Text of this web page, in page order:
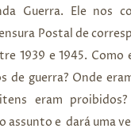
Guerra. Ele nos
Postal de
1939 e 1945. Como
de guerra? Onde
eram
assunto e dará uma